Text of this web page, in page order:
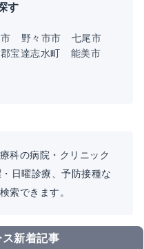
す
野々市市
七尾市
宝達志水町
能美市
科の病院・クリニック
日曜診療、予防接種な
索できます。
新着記事